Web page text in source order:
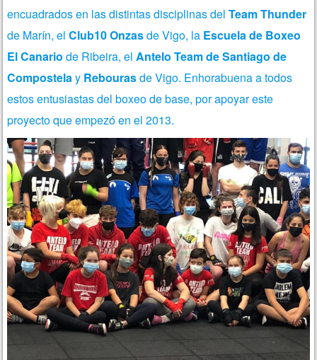
encuadrados en las distintas disciplinas delTeam Thunder
de Marín, elClub10 Onzasde Vigo, la Escuela de Boxeo
El Canario de Ribeira, elAntelo Team de Santiago de
Compostelay Rebourasde Vigo. Enhorabuena a todos
estos entusiastas del boxeo de base, por apoyar este
proyecto que empezó en el 2013.